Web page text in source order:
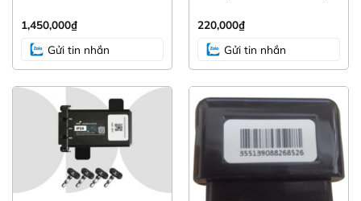
1,450,000₫
Gửi tin nhắn
Sorento Sportage.
220,000₫
Gửi tin nhắn